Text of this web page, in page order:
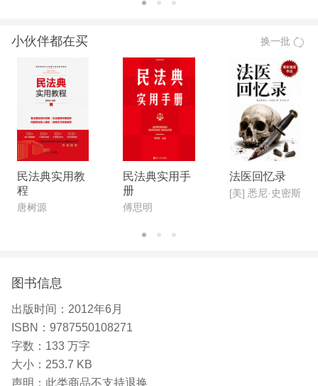
小伙伴都在买 换一批
民法典实用教
程
唐树源
民法典实用手
册
傅思明
法医回忆录
[美] 悉尼·史密斯
图书信息
出版时间： 2012年6月
ISBN： 9787550108271
字数： 133 万字
大小： 253.7 KB
声明： 此类商品不支持退换